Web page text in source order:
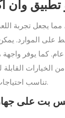
تطبيق
يجعل تجربة
على الموارد.
كما يوفر
الخيارات
تناسب احتياجات كل مستخدم.
بت على جهاز